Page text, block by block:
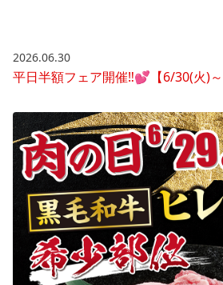
2026.06.30
平日半額フェア開催‼💕【6/30(火)～